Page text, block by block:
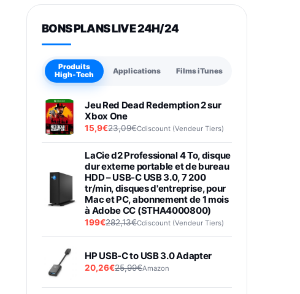
BONS PLANS LIVE 24H/24
Produits
High-Tech
Applications Films iTunes
Jeu Red Dead Redemption 2 sur
Xbox One
15,9€23,09€Cdiscount (Vendeur Tiers)
LaCie d2 Professional 4 To, disque
dur externe portable et de bureau
HDD – USB-C USB 3.0, 7 200
tr/min, disques d'entreprise, pour
Mac et PC, abonnement de 1 mois
à Adobe CC (STHA4000800)
199€282,13€Cdiscount (Vendeur Tiers)
HP USB-C to USB 3.0 Adapter
20,26€25,99€Amazon